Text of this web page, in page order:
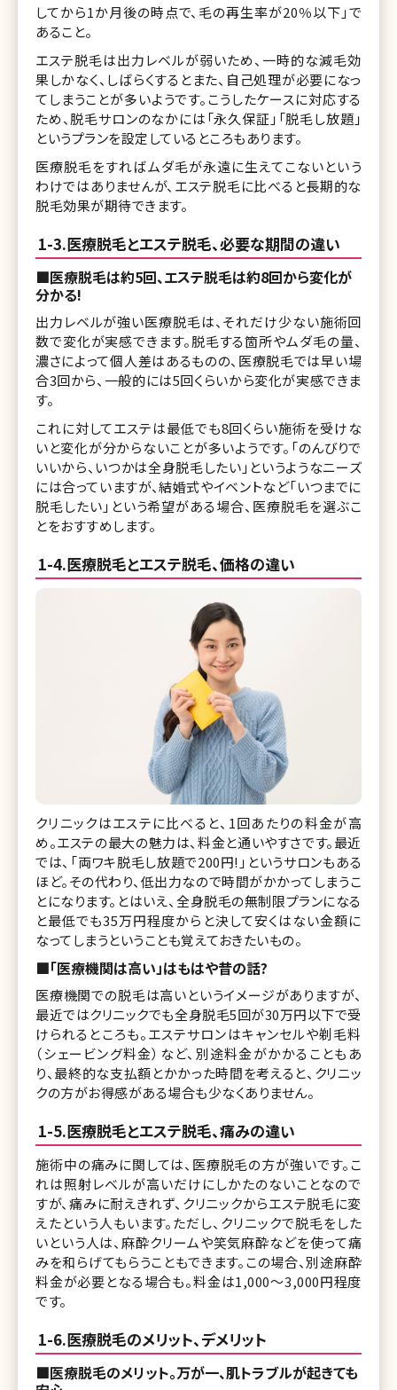
してから1か月後の時点で、毛の再生率が20％以下」で
あること。
エステ脱毛は出力レベルが弱いため、一時的な減毛効
果しかなく、しばらくするとまた、自己処理が必要になっ
てしまうことが多いようです。こうしたケースに対応する
ため、脱毛サロンのなかには「永久保証」「脱毛し放題」
というプランを設定しているところもあります。
医療脱毛をすればムダ毛が永遠に生えてこないという
わけではありませんが、エステ脱毛に比べると長期的な
脱毛効果が期待できます。
1-3.医療脱毛とエステ脱毛、必要な期間の違い
■医療脱毛は約5回、エステ脱毛は約8回から変化が
分かる!
出力レベルが強い医療脱毛は、それだけ少ない施術回
数で変化が実感できます。脱毛する箇所やムダ毛の量、
濃さによって個人差はあるものの、医療脱毛では早い場
合3回から、一般的には5回くらいから変化が実感できま
す。
これに対してエステは最低でも8回くらい施術を受けな
いと変化が分からないことが多いようです。「のんびりで
いいから、いつかは全身脱毛したい」というようなニーズ
には合っていますが、結婚式やイベントなど「いつまでに
脱毛したい」という希望がある場合、医療脱毛を選ぶこ
とをおすすめします。
1-4.医療脱毛とエステ脱毛、価格の違い
クリニックはエステに比べると、1回あたりの料金が高
め。エステの最大の魅力は、料金と通いやすさです。最近
では、「両ワキ脱毛し放題で200円!」というサロンもある
ほど。その代わり、低出力なので時間がかかってしまうこ
とになります。とはいえ、全身脱毛の無制限プランになる
と最低でも35万円程度からと決して安くはない金額に
なってしまうということも覚えておきたいもの。
■「医療機関は高い」はもはや昔の話?
医療機関での脱毛は高いというイメージがありますが、
最近ではクリニックでも全身脱毛5回が30万円以下で受
けられるところも。エステサロンはキャンセルや剃毛料
（シェービング料金）など、別途料金がかかることもあ
り、最終的な支払額とかかった時間を考えると、クリニッ
クの方がお得感がある場合も少なくありません。
1-5.医療脱毛とエステ脱毛、痛みの違い
施術中の痛みに関しては、医療脱毛の方が強いです。こ
れは照射レベルが高いだけにしかたのないことなので
すが、痛みに耐えきれず、クリニックからエステ脱毛に変
えたという人もいます。ただし、クリニックで脱毛をした
いという人は、麻酔クリームや笑気麻酔などを使って痛
みを和らげてもらうこともできます。この場合、別途麻酔
料金が必要となる場合も。料金は1,000～3,000円程度
です。
1-6.医療脱毛のメリット、デメリット
■医療脱毛のメリット。万が一、肌トラブルが起きても